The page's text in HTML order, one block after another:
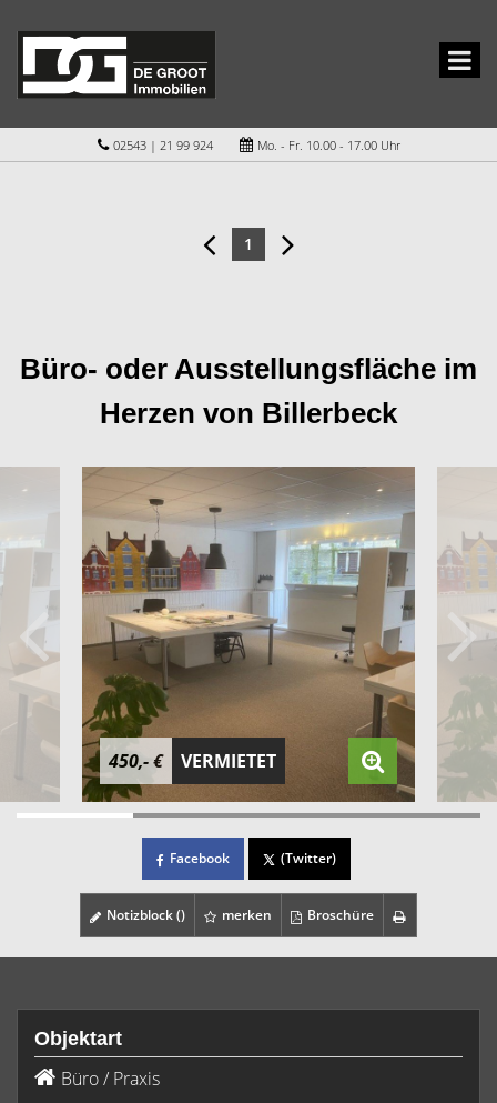
02543 | 21 99 924 Mo. - Fr. 10.00 - 17.00 Uhr
1
Büro- oder Ausstellungsfläche im
Herzen von Billerbeck
450,- € VERMIETET
Facebook (Twitter)
Notizblock () merken Broschüre
Objektart
Büro / Praxis